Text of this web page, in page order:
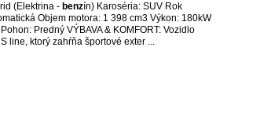
(Elektrina - benzín) Karoséria: SUV Rok
Objem motora: 1 398 cm3 Výkon: 180kW
Predný VÝBAVA & KOMFORT: Vozidlo
line, ktorý zahŕňa športové exter ...